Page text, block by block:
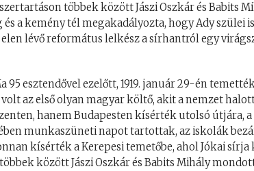
többek között Jászi Oszkár és Babits
és a kemény tél megakadályozta, hogy Ady szülei
lévő református lelkész a sírhantról egy